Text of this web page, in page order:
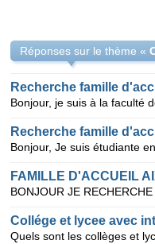
Réponses sur le thème «
Recherche famille
Recherche famille
FAMILLE D'ACCUEIL